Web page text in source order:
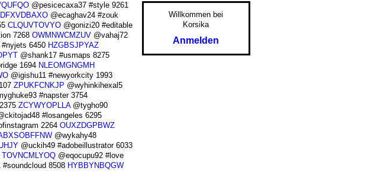
@pesicecaxa37 #style 9261
@ecaghav24 #zouk
CLQUVTOVYO@gonizi20 #editable
7268 OWMNWCMZUV@vahaj72
6450 HZGBSJPYAZ
@shank17 #usmaps 8275
1694 NLEOMGNGMH
@igishu11 #newyorkcity 1993
ZPUKFCNKJP @wyhinkihexal5
#napster 3754
ZCYWYOPLLA@tygho90
#losangeles 6295
2264 OUXZDGPBWZ
@wykahy48
@uckih49 #adobeillustrator 6033
TOVNCMLYOQ@eqocupu92 #love
#soundcloud 8508 HYBBYNBQGW
Willkommen bei
Korsika
Anmelden